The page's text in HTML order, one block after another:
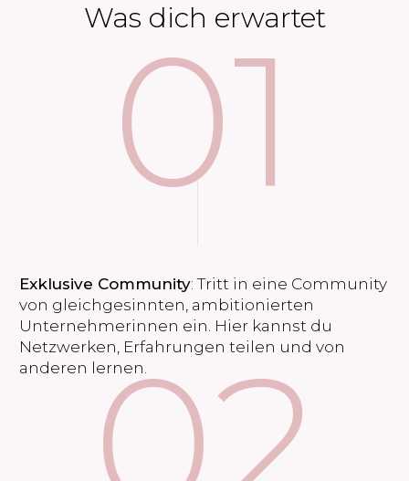
Was dich erwartet
01
Exklusive Community: Tritt in eine Community
von gleichgesinnten, ambitionierten
Unternehmerinnen ein. Hier kannst du
Netzwerken, Erfahrungen teilen und von
anderen lernen.